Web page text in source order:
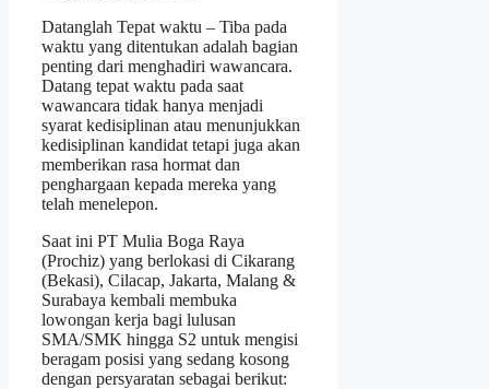
Datanglah Tepat waktu – Tiba pada
waktu yang ditentukan adalah bagian
penting dari menghadiri wawancara.
Datang tepat waktu pada saat
wawancara tidak hanya menjadi
syarat kedisiplinan atau menunjukkan
kedisiplinan kandidat tetapi juga akan
memberikan rasa hormat dan
penghargaan kepada mereka yang
telah menelepon.
Saat ini PT Mulia Boga Raya
(Prochiz) yang berlokasi di Cikarang
(Bekasi), Cilacap, Jakarta, Malang &
Surabaya kembali membuka
lowongan kerja bagi lulusan
SMA/SMK hingga S2 untuk mengisi
beragam posisi yang sedang kosong
dengan persyaratan sebagai berikut: